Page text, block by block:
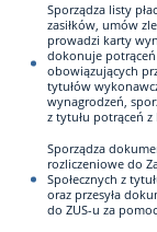
Sporządza listy
zasiłków, umów
prowadzi karty
dokonuje
obowiązujących
tytułów
wynagrodzeń,
z tytułu potrąceń z
Sporządza
rozliczeniowe do
Społecznych z
oraz przesyła
do ZUS-u za